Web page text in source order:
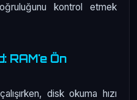
kontrol etmek
RAM'e Ön
disk okuma hızı